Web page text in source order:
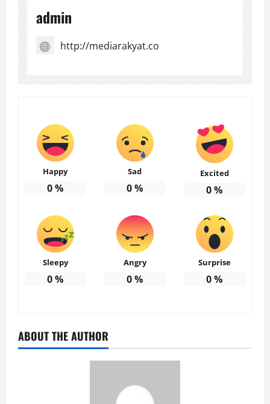
admin
http://mediarakyat.co
Happy
0%
Sad
0%
Excited
0%
Sleepy
0%
Angry
0%
Surprise
0%
ABOUT THE AUTHOR